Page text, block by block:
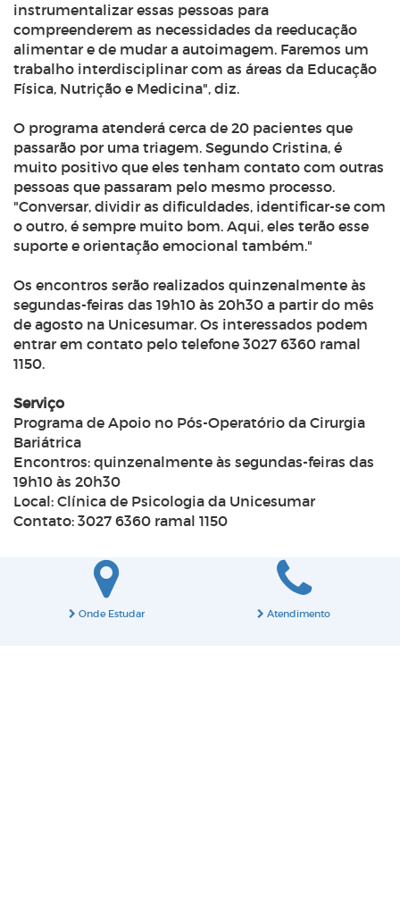
instrumentalizar essas pessoas para
compreenderem as necessidades da reeducação
alimentar e de mudar a autoimagem. Faremos um
trabalho interdisciplinar com as áreas da Educação
Física, Nutrição e Medicina", diz.
O programa atenderá cerca de 20 pacientes que
passarão por uma triagem. Segundo Cristina, é
muito positivo que eles tenham contato com outras
pessoas que passaram pelo mesmo processo.
"Conversar, dividir as dificuldades, identificar-se com
o outro, é sempre muito bom. Aqui, eles terão esse
suporte e orientação emocional também."
Os encontros serão realizados quinzenalmente às
segundas-feiras das 19h10 às 20h30 a partir do mês
de agosto na Unicesumar. Os interessados podem
entrar em contato pelo telefone 3027 6360 ramal
1150.
Serviço
Programa de Apoio no Pós-Operatório da Cirurgia
Bariátrica
Encontros: quinzenalmente às segundas-feiras das
19h10 às 20h30
Local: Clínica de Psicologia da Unicesumar
Contato: 3027 6360 ramal 1150
Onde Estudar Atendimento